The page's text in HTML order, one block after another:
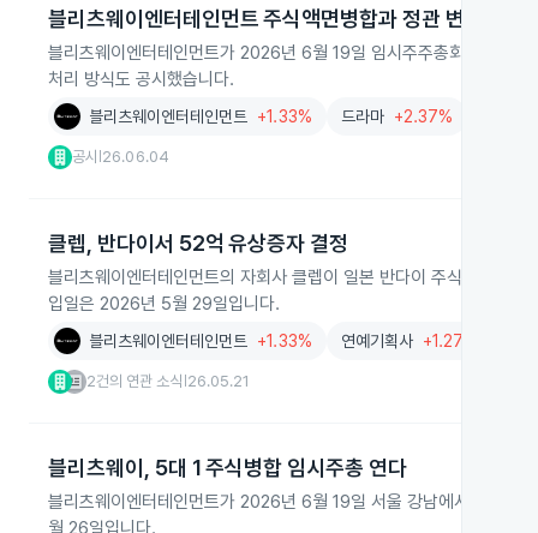
블리츠웨이엔터테인먼트 주식액면병합과 정관 변경
블리츠웨이엔터테인먼트가 2026년 6월 19일 임시주주총회를 소집
처리 방식도 공시했습니다.
블리츠웨이엔터테인먼트 +1.33% 드라마 +2.37%
공시 26.06.04
클렙, 반다이서 52억 유상증자 결정
블리츠웨이엔터테인먼트의 자회사 클렙이 일본 반다이 주식회사에
입일은 2026년 5월 29일입니다.
블리츠웨이엔터테인먼트 +1.33% 연예기획사 +1.27%
2건의 연관 소식 26.05.21
블리츠웨이, 5대 1 주식병합 임시주총 연다
블리츠웨이엔터테인먼트가 2026년 6월 19일 서울 강남에서 임시주
월 26일입니다.